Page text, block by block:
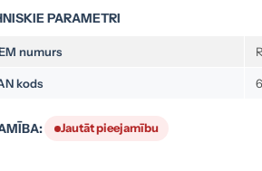
PARAMETRI
numurs
kods
Jautāt pieejamību